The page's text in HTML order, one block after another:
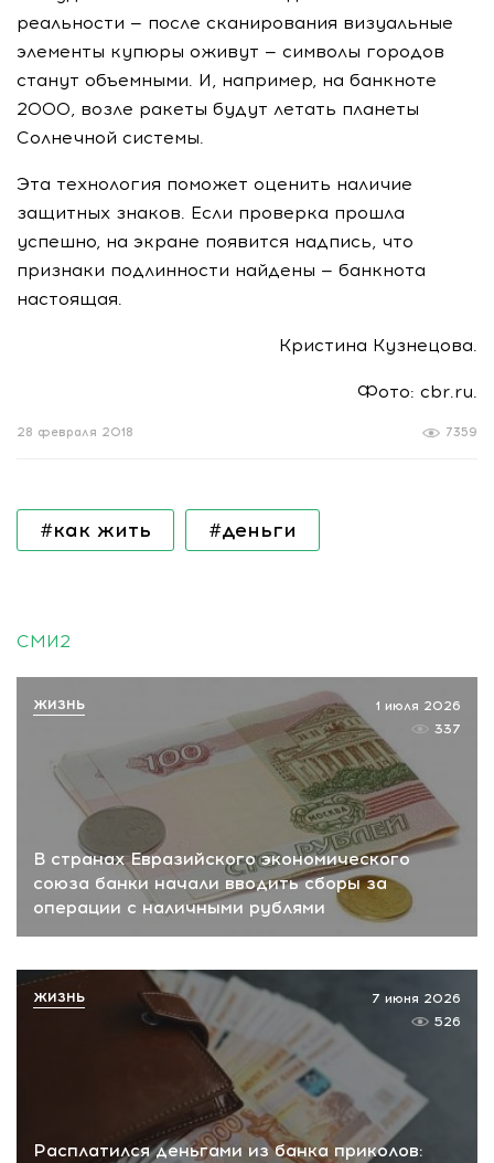
реальности — после сканирования визуальные
элементы купюры оживут — символы городов
станут объемными. И, например, на банкноте
2000, возле ракеты будут летать планеты
Солнечной системы.
Эта технология поможет оценить наличие
защитных знаков. Если проверка прошла
успешно, на экране появится надпись, что
признаки подлинности найдены — банкнота
настоящая.
Кристина Кузнецова.
Фото: cbr.ru.
7359
28 февраля 2018
#как жить #деньги
СМИ2
В странах Евразийского экономического
союза банки начали вводить сборы за
операции с наличными рублями
1 июля 2026
337
ЖИЗНЬ
Расплатился деньгами из банка приколов:
7 июня 2026
526
ЖИЗНЬ